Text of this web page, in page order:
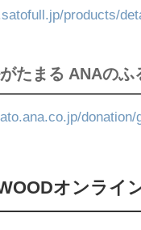
products/
たまる ANAのふ
donation/
オンライ